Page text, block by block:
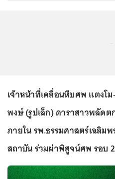
เจ้าหน้าที่เคลื่อนหีบศพ แตงโ
พงษ์ (รูปเล็ก) ดาราสาวพลัดต
ภายใน รพ.ธรรมศาสตร์เฉลิม
สถาบัน ร่วมผ่าพิสูจน์ศพ รอบ